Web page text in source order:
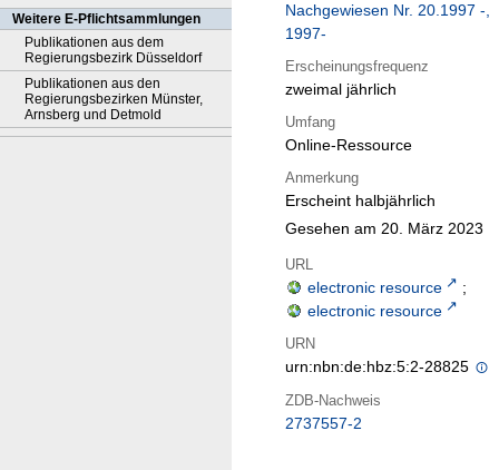
Weitere E-Pflichtsammlungen
Publikationen aus dem
Regierungsbezirk Düsseldorf
Publikationen aus den
Regierungsbezirken Münster,
Arnsberg und Detmold
Nachgewiesen Nr. 20.1997 -,
1997-
Erscheinungsfrequenz
zweimal jährlich
Umfang
Online-Ressource
Anmerkung
Erscheint halbjährlich
Gesehen am 20. März 2023
URL
electronic resource
;
electronic resource
URN
urn:nbn:de:hbz:5:2-28825
ZDB-Nachweis
2737557-2